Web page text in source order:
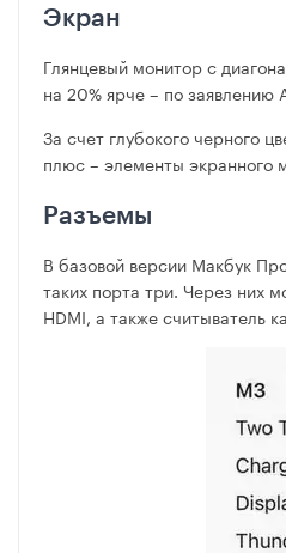
Экран
Глянцевый монитор с
на 20% ярче – по заявлению
За счет глубокого черного
плюс – элементы экранного
Разъемы
В базовой версии Макбук
таких порта три. Через них
HDMI, а также считыватель